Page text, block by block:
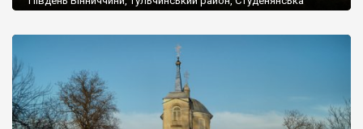
старовинний цвинтар із кам’яними хрестами. Всі епітафії, які
збереглися, написані кирилицею, церковнослов’янською
мовою. За всіма традиційними ознаками – цвинтар
український. Хрести датуються 19 століттям. У 1924-1940
роках Болган […]